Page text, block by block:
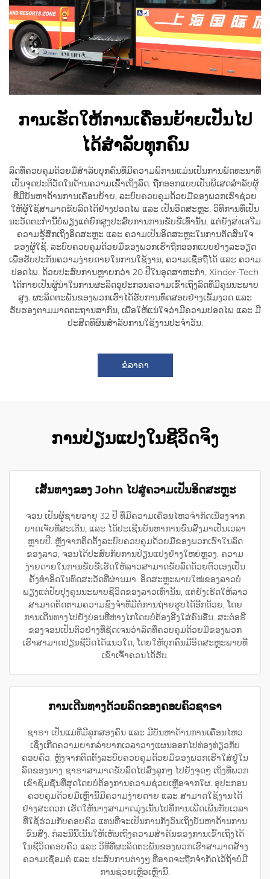
ການເຮັດໃຫ້ການເຄື່ອນຍ້າຍເປັນໄປ
ໄດ້ສຳລັບທຸກຄົນ
ລົດທີ່ຄວບຄຸມດ້ວຍມືສຳລັບບຸກຄົນທີ່ມີຄວາມພິການແມ່ນເປັນການພັດທະນາທີ່
ເປັນຈຸດປະຕິວັດໃນດ້ານຄວາມເຂົ້າເຖິງລົດ. ຖືກອອກແບບເປັນພິເສດສຳລັບຜູ້
ທີ່ມີບັນຫາດ້ານການເຄື່ອນຍ້າຍ, ລະບົບຄວບຄຸມດ້ວຍມືຂອງພວກເຮົາຊ່ວຍ
ໃຫ້ຜູ້ໃຊ້ສາມາດຂັບລົດໄດ້ຢ່າງປອດໄພ ແລະ ເປັນອິດສະຫຼະ. ວິທີການທີ່ເປັນ
ນະວັດຕະກຳນີ້ບໍ່ພຽງແຕ່ຍົກສູງປະສົບການການຂັບຂີ່ເທົ່ານັ້ນ, ແຕ່ຍັງສ่งເสรີມ
ຄວາມຮູ້ສຶກເຖິງອິດສະຫຼະ ແລະ ຄວາມເປັນອິດສະຫຼະໃນການຕັດສິນໃຈ
ຂອງຜູ້ໃຊ້. ລະບົບຄວບຄຸມດ້ວຍມືຂອງພວກເຮົາຖືກອອກແບບຢ່າງລະອຽດ
ເພື່ອຮັບປະກັນຄວາມງ່າຍດາຍໃນການໃຊ້ງານ, ຄວາມເຊື່ອຖືໄດ້ ແລະ ຄວາມ
ປອດໄພ. ດ້ວຍປະສົບການຫຼາຍກວ່າ 20 ປີໃນອຸດສາຫະກຳ, Xinder-Tech
ໄດ້ກາຍເປັນຜູ້ນຳໃນການຜະລິດອຸປະກອນຄວາມເຂົ້າເຖິງລົດທີ່ມີຄຸນນະພາບ
ສູງ. ຜະລິດຕະພັນຂອງພວກເຮົາໄດ້ຮັບການທົດສອບຢ່າງເຂັ້ມງວດ ແລະ
ຮັບຮອງຕາມມາດຕະຖານສາກົນ, ເພື່ອໃຫ້ແນ່ໃຈວ່າມີຄວາມປອດໄພ ແລະ ມີ
ປະສິດທິຜົນສຳລັບການໃຊ້ງານປະຈຳວັນ.
ຂໍລາຄາ
ການປ່ຽນແປງໃນຊີວິດຈິງ
ເສັ້ນທາງຂອງ John ໄປສູ່ຄວາມເປັນອິດສະຫຼະ
ຈອນ ເປັນຜູ້ຊາຍອາຍຸ 32 ປີ ທີ່ມີຄວາມເຄື່ອນໄຫວຈຳກັດເນື່ອງຈາກ
ບາດເຈັບທີ່ສະເຕີນ, ແລະ ໄດ້ປະເຊີນບັນຫາການຂົນສົ່ງມາເປັນເວລາ
ຫຼາຍປີ. ຫຼັງຈາກຕິດຕັ້ງລະບົບຄວບຄຸມດ້ວຍມືຂອງພວກເຮົາໃນລົດ
ຂອງລາວ, ຈອນໄດ້ປະສົບກັບການປ່ຽນແປງຢ່າງໃຫຍ່ຫຼວງ. ຄວາມ
ງ່າຍດາຍໃນການຂັບຂີ່ເຮັດໃຫ້ລາວສາມາດຂັບລົດດ້ວຍຕົວເອງເປັນ
ຄັ້ງທຳອິດໃນທົດສະວັດທີ່ຜ່ານມາ. ອິດສະຫຼະພາບໃໝ່ຂອງລາວບໍ່
ພຽງແຕ່ປັບປຸງຄຸນນະພາບຊີວິດຂອງລາວເທົ່ານັ້ນ, ແຕ່ຍັງເຮັດໃຫ້ລາວ
ສາມາດຕິດຕາມຄວາມຊົງຈຳທີ່ມີຕໍ່ການຖ່າຍຮູບໄດ້ອີກດ້ວຍ, ໂດຍ
ການເດີນທາງໄປຍັງບ່ອນທີ່ຫ່າງໄກໂດຍບໍ່ຕ້ອງອີງໃສ່ຄົນອື່ນ. ສະຕ໋ອຣີ
ຂອງຈອນເປັນຕົວຢ່າງທີ່ຊັດເຈນວ່າລົດທີ່ຄວບຄຸມດ້ວຍມືຂອງພວກ
ເຮົາສາມາດປ່ຽນຊີວິດໄດ້ແນວໃດ, ໂດຍໃຫ້ບຸກຄົນມີອິດສະຫຼະພາບທີ່
ເຂົາເຈົ້າຄວນໄດ້ຮັບ.
ການເດີນທາງດ້ວຍລົດຂອງຄອບຄົວຊາຣາ
ຊາຣາ ເປັນແມ່ທີ່ມີລູກສອງຄົນ ແລະ ມີບັນຫາດ້ານການເຄື່ອນໄຫວ
ເຊິ່ງເກີດຄວາມຍາກລຳບາກເວລາວາງແຜນອອກໄປທ່ອງທ່ຽວກັບ
ຄອບຄົວ. ຫຼັງຈາກຕິດຕັ້ງລະບົບຄວບຄຸມດ້ວຍມືຂອງພວກເຮົາໃສ່ຢູ່ໃນ
ລົດຂອງນາງ ຊາຣາສາມາດຂັບລົດໄປສົ່ງລູກໆ ໄປຍັງຈຸດໆ ເຖິງທີ່ພວກ
ເຂົາຊົມຊື່ນທີ່ສຸດໂດຍບໍ່ຕ້ອງການຄວາມຊ່ວຍເຫຼືອຈາກໃຜ. ອຸປະກອນ
ຄວບຄຸມດ້ວຍມືເຫຼົ່ານີ້ມີຄວາມງ່າຍດາຍ ແລະ ສາມາດໃຊ້ງານໄດ້
ຢ່າງສະດວກ ເຮັດໃຫ້ນາງສາມາດມຸ່ງເນັ້ນໄປທີ່ການເພີດເພີນກັບເວລາ
ທີ່ໃຊ້ຮ່ວມກັບຄອບຄົວ ແທນທີ່ຈະເປັນການກັງວົນເຖິງບັນຫາດ້ານການ
ຂົນສົ່ງ. ກໍລະນີນີ້ເນັ້ນໃຫ້ເຫັນເຖິງຄວາມສຳຄັນຂອງການເຂົ້າເຖິງໄດ້
ໃນຊີວິດຄອບຄົວ ແລະ ວິທີທີ່ຜະລິດຕະພັນຂອງພວກເຮົາສາມາດສ້າງ
ຄວາມເຊື່ອມຕໍ່ ແລະ ປະສົບການຕ່າງໆ ທີ່ອາດຈະຖືກຈຳກັດໄວ້ຖ້າບໍ່ມີ
ການຊ່ວຍເຫຼືອເຫຼົ່ານີ້.